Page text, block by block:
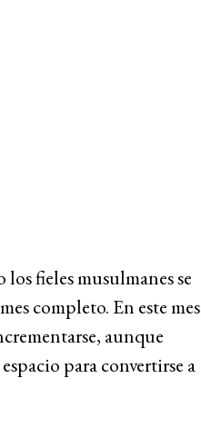
fieles musulmanes se
completo. En este mes
aunque
para convertirse a